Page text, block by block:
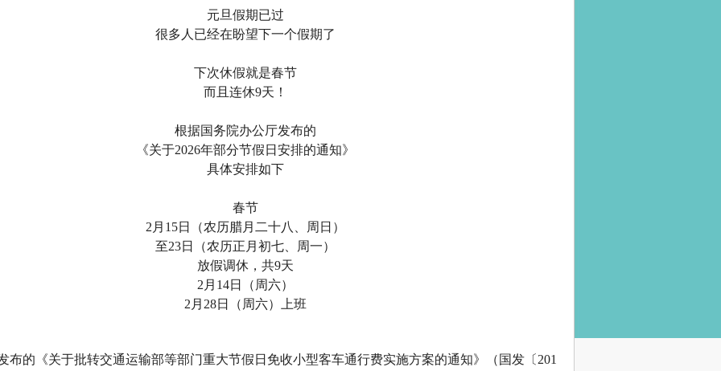
元旦假期已过
很多人已经在盼望下一个假期了
下次休假就是春节
而且连休9天！
根据国务院办公厅发布的
《关于2026年部分节假日安排的通知》
具体安排如下
春节
2月15日（农历腊月二十八、周日）
至23日（农历正月初七、周一）
放假调休，共9天
2月14日（周六）
2月28日（周六）上班
布的《关于批转交通运输部等部门重大节假日免收小型客车通行费实施方案的通知》（国发〔201